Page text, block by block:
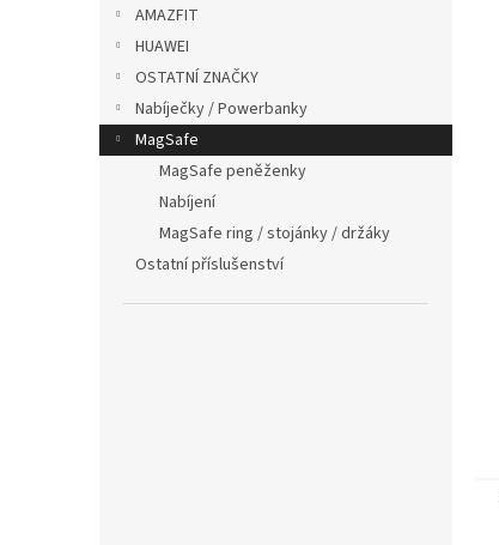
AMAZFIT
HUAWEI
OSTATNÍ ZNAČKY
Nabíječky / Powerbanky
MagSafe
MagSafe peněženky
Nabíjení
MagSafe ring / stojánky / držáky
Ostatní příslušenství